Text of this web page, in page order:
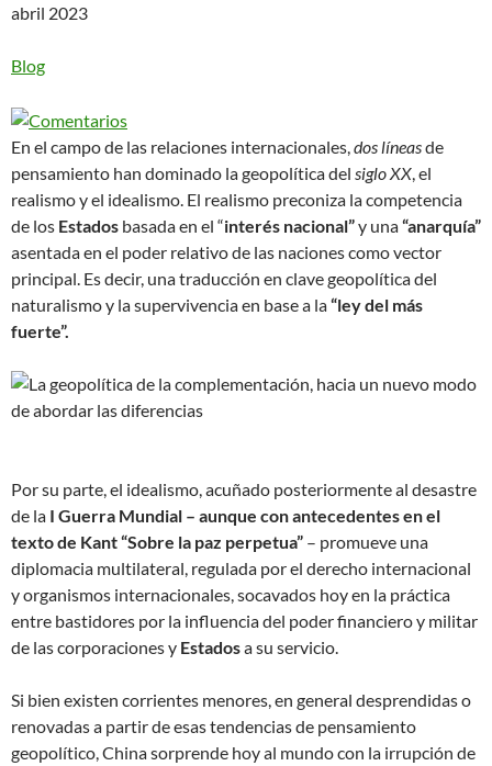
abril 2023
Blog
En el campo de las relaciones internacionales, dos líneasde
pensamiento han dominado la geopolítica del siglo XX , el
realismo y el idealismo. El realismo preconiza la competencia
de los Estados basada en el “interés nacional”y una“anarquía”
asentada en el poder relativo de las naciones como vector
principal. Es decir, una traducción en clave geopolítica del
naturalismo y la supervivencia en base a la“ley del más
fuerte”.
Por su parte, el idealismo, acuñado posteriormente al desastre
de la I Guerra Mundial – aunque con antecedentes en el
texto de Kant “Sobre la paz perpetua” – promueve una
diplomacia multilateral, regulada por el derecho internacional
y organismos internacionales, socavados hoy en la práctica
entre bastidores por la influencia del poder financiero y militar
de las corporaciones y Estadosa su servicio.
Si bien existen corrientes menores, en general desprendidas o
renovadas a partir de esas tendencias de pensamiento
geopolítico, China sorprende hoy al mundo con la irrupción de